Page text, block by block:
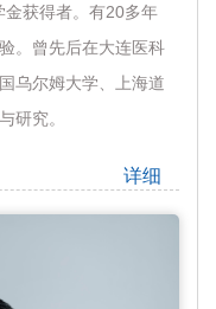
金获得者。有20多年
。曾先后在大连医科
乌尔姆大学、上海道
研究。
详细